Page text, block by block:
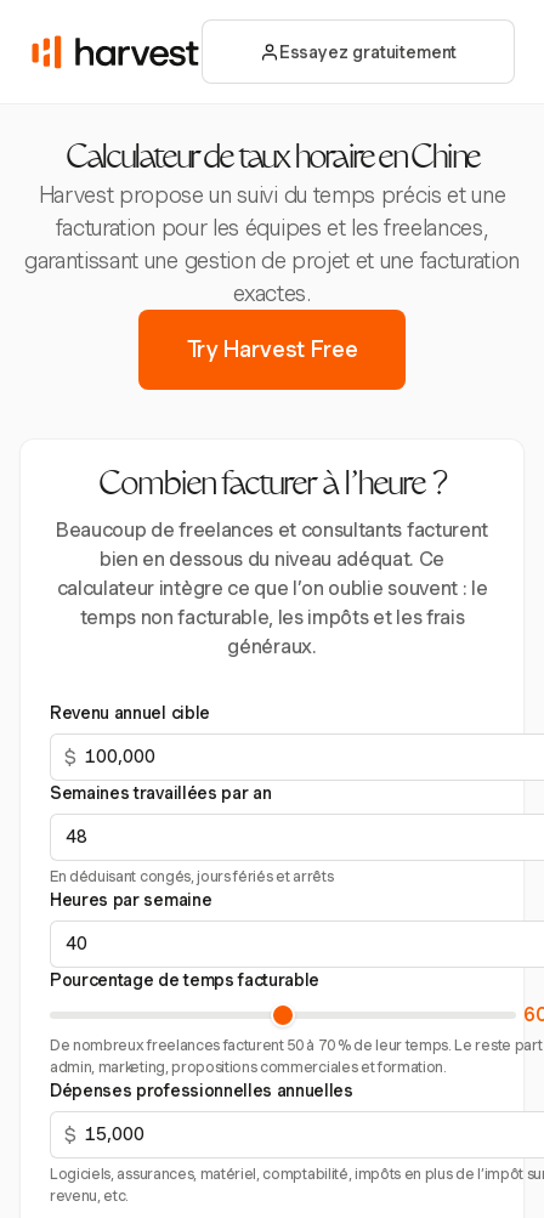
Essayez gratuitement
Calculateur de taux horaire en Chine
Harvest propose un suivi du temps précis et une
facturation pour les équipes et les freelances,
garantissant une gestion de projet et une facturation
exactes.
Try Harvest Free
Combien facturer à l’heure ?
Beaucoup de freelances et consultants facturent
bien en dessous du niveau adéquat. Ce
calculateur intègre ce que l’on oublie souvent : le
temps non facturable, les impôts et les frais
généraux.
Revenu annuel cible
$
Semaines travaillées par an
En déduisant congés, jours fériés et arrêts
Heures par semaine
Pourcentage de temps facturable
De nombreux freelances facturent 50 à 70 % de leur temps. Le reste
admin, marketing, propositions commerciales et formation.
Dépenses professionnelles annuelles
$
Logiciels, assurances, matériel, comptabilité, impôts en plus de l’impôt
revenu, etc.